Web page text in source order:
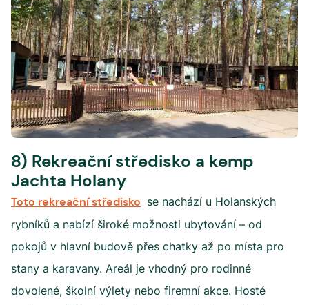
8) Rekreační středisko a kemp
Jachta Holany
Toto rekreační středisko se nachází u Holanských
rybníků a nabízí široké možnosti ubytování – od
pokojů v hlavní budově přes chatky až po místa pro
stany a karavany. Areál je vhodný pro rodinné
dovolené, školní výlety nebo firemní akce. Hosté